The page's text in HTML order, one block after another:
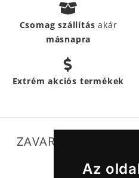
Az
Csomag szállításakár
másnapra
Extrém akciós termékek
ZAVARTALAN